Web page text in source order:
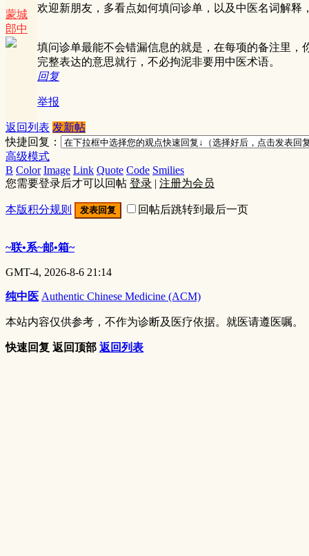
蒙城
郎中
欢迎新朋友，多看点如何填问诊单，以及中医名词解释
填问诊单最能不会错漏信息的就是，在每项的备注里
完整表达的意思就行，不必拘泥非要用中医术语。
回复
举报
返回列表 发新帖
快捷回复：
高级模式
B Color Image Link Quote Code Smilies
您需要登录后才可以回帖 登录 | 注册为会员
本版积分规则 发表回复 回帖后跳转到最后一页
~联•系~邮•箱~
GMT-4, 2026-8-6 21:14
纯中医 Authentic Chinese Medicine (ACM)
本站内容仅供参考，不作为诊断及医疗依据。就医请遵医嘱。
快速回复 返回顶部 返回列表